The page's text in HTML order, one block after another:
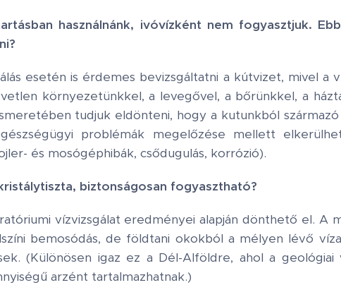
használnánk, ivóvízként nem fogyasztjuk.
esetén is érdemes bevizsgáltatni a kútvizet, mivel a
környezetünkkel, a levegővel, a bőrünkkel, a
tudjuk eldönteni, hogy a kutunkból
problémák megelőzése mellett
és mosógéphibák, csődugulás, korrózió).
biztonságosan fogyasztható?
vízvizsgálat eredményei alapján dönthető el. A
bemosódás, de földtani okokból a mélyen lévő
(Különösen igaz ez a Dél-Alföldre, ahol a geológiai
arzént tartalmazhatnak.)